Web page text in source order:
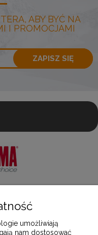
ABY BYĆ NA
I PROMOCJAMI
ZAPISZ SIĘ
umożliwiają
nam dostosować